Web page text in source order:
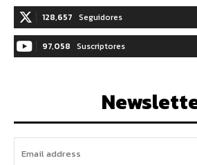
128,657 Seguidores
97,058 Suscriptores